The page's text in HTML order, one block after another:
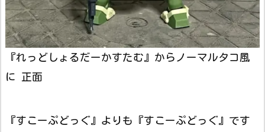
『れっどしょるだーかすたむ』からノーマルタコ風
に 正面
『すこーぷどっぐ』よりも『すこーぷどっぐ』です